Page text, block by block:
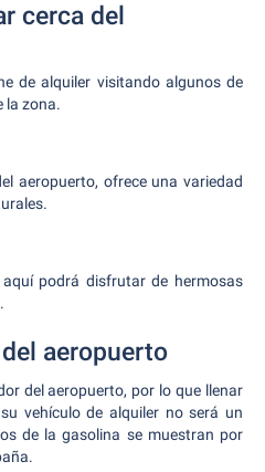
cerca del
de alquiler visitando algunos de
la zona.
aeropuerto, ofrece una variedad
podrá disfrutar de hermosas
aeropuerto
del aeropuerto, por lo que llenar
vehículo de alquiler no será un
de la gasolina se muestran por